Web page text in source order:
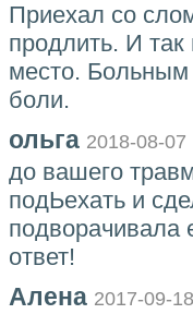
Приехал со
продлить. И
место. Больным
боли.
ольга 2018-08-07
до вашего
подЬехать и
подворачивала
ответ!
Алена 2017-09-18